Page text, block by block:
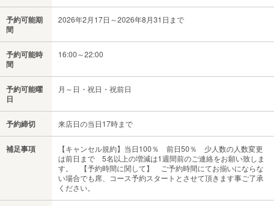
予約可能期
間
2026年2月17日～2026年8月31日まで
予約可能時
間
16:00～22:00
予約可能曜
日
月～日・祝日・祝前日
予約締切 来店日の当日17時まで
補足事項
【キャンセル規約】当日100％ 前日50％ 少人数の人数変更
は前日まで 5名以上の増減は1週間前のご連絡をお願い致しま
す。 【予約時間に関して】 ご予約時間にてお揃いにならな
い場合でも席、コース予約スタートとさせて頂きます事ご了承
ください。